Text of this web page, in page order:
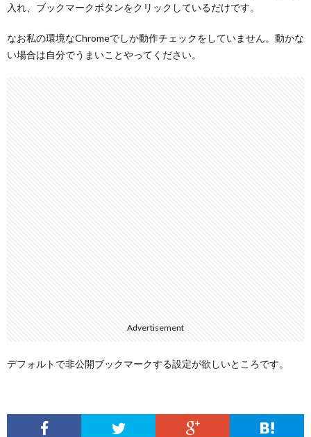
入れ、ブックマークボタンをクリックしているだけです。
なお私の環境なChromeでしか動作チェックをしていません。動かな
い場合は自分でうまいことやってください。
Advertisement
デフォルトで非公開ブックマークする設定が欲しいところです。